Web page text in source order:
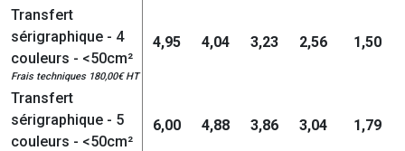
Transfert
sérigraphique - 4
couleurs - <50cm²
Frais techniques 180,00€ HT
4,95 4,04 3,23 2,56 1,50
Transfert
sérigraphique - 5
couleurs - <50cm²
6,00 4,88 3,86 3,04 1,79